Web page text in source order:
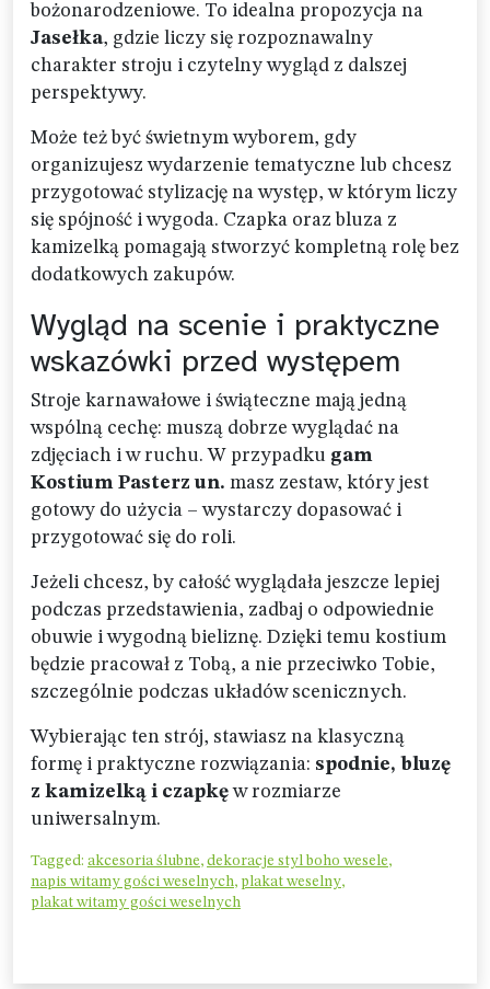
bożonarodzeniowe. To idealna propozycja na
Jasełka, gdzie liczy się rozpoznawalny
charakter stroju i czytelny wygląd z dalszej
perspektywy.
Może też być świetnym wyborem, gdy
organizujesz wydarzenie tematyczne lub chcesz
przygotować stylizację na występ, w którym liczy
się spójność i wygoda. Czapka oraz bluza z
kamizelką pomagają stworzyć kompletną rolę bez
dodatkowych zakupów.
Wygląd na scenie i praktyczne
wskazówki przed występem
Stroje karnawałowe i świąteczne mają jedną
wspólną cechę: muszą dobrze wyglądać na
zdjęciach i w ruchu. W przypadku gam
Kostium Pasterz un. masz zestaw, który jest
gotowy do użycia – wystarczy dopasować i
przygotować się do roli.
Jeżeli chcesz, by całość wyglądała jeszcze lepiej
podczas przedstawienia, zadbaj o odpowiednie
obuwie i wygodną bieliznę. Dzięki temu kostium
będzie pracował z Tobą, a nie przeciwko Tobie,
szczególnie podczas układów scenicznych.
Wybierając ten strój, stawiasz na klasyczną
formę i praktyczne rozwiązania: spodnie, bluzę
z kamizelką i czapkęw rozmiarze
uniwersalnym.
Tagged: akcesoria ślubne, dekoracje styl boho wesele,
napis witamy gości weselnych, plakat weselny,
plakat witamy gości weselnych